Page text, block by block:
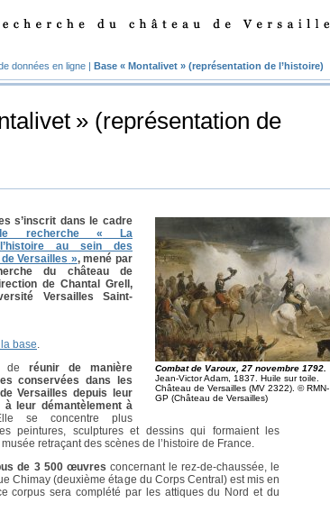
données en ligne | Base « Montalivet » (représentation de l’histoire)
» (représentation de
Combat de Varoux, 27 novembre 1792.
Jean-Victor Adam, 1837. Huile sur toile.
Château de Versailles (MV 2322). © RMN-
GP (Château de Versailles)
s’inscrit dans le cadre
recherche «
La
au sein des
Versailles », mené par
du château de
de Chantal Grell,
Versailles Saint-
base.
de réunir de manière
conservées dans les
Versailles depuis leur
à leur démantèlement à
se concentre plus
peintures, sculptures et dessins qui formaient les
retraçant des scènes de l’histoire de France.
de 3 500 œuvres concernant le rez-de-chaussée, le
Chimay (deuxième étage du Corps Central) est mis en
corpus sera complété par les attiques du Nord et du